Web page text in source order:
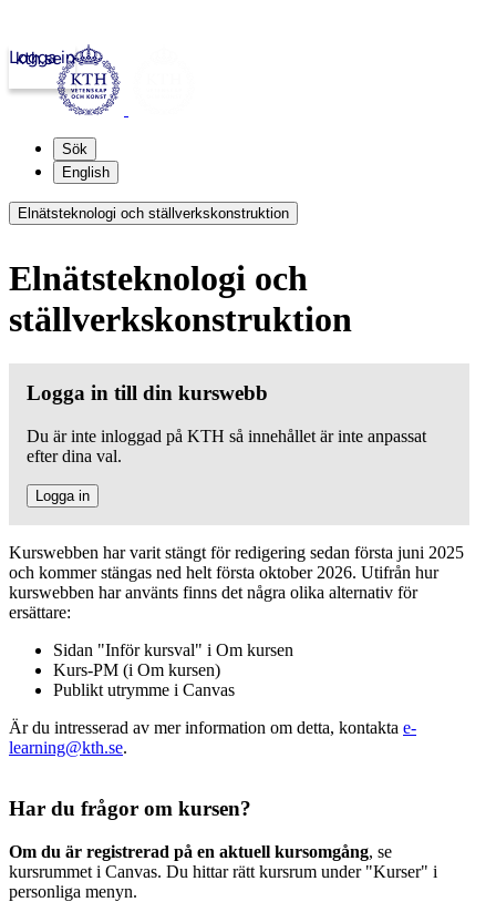
kth.se
Logga in
Sök
English
Elnätsteknologi och ställverkskonstruktion
Elnätsteknologi och
ställverkskonstruktion
Logga in till din kurswebb
Du är inte inloggad på KTH så innehållet är inte anpassat
efter dina val.
Logga in
Kurswebben har varit stängt för redigering sedan första juni 2025
och kommer stängas ned helt första oktober 2026. Utifrån hur
kurswebben har använts finns det några olika alternativ för
ersättare:
Sidan "Inför kursval" i Om kursen
Kurs-PM (i Om kursen)
Publikt utrymme i Canvas
Är du intresserad av mer information om detta, kontakta e-
learning@kth.se.
Har du frågor om kursen?
Om du är registrerad på en aktuell kursomgång, se
kursrummet i Canvas. Du hittar rätt kursrum under "Kurser" i
personliga menyn.